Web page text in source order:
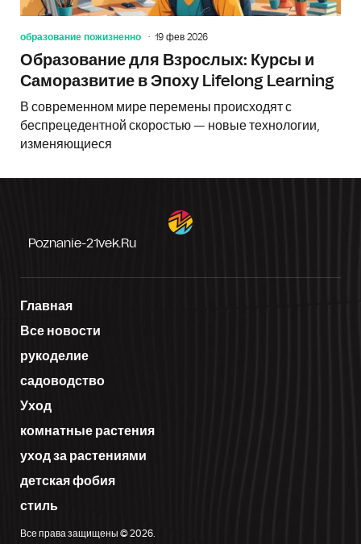
образование пожизненно 19 фев 2026
Образование для Взрослых: Курсы и
Саморазвитие в Эпоху Lifelong Learning
В современном мире перемены происходят с
беспрецедентной скоростью — новые технологии,
изменяющиеся
Poznanie-21vek.ru
Главная
Все новости
рукоделие
садоводство
Уход
комнатные растения
уход за растениями
детская фобия
стиль
Все права защищены © 2026.